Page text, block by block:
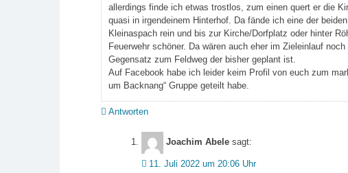
allerdings finde ich etwas trostlos, zum einen quert er die
quasi in irgendeinem Hinterhof. Da fände ich eine der
Kleinaspach rein und bis zur Kirche/Dorfplatz oder hinter
Feuerwehr schöner. Da wären auch eher im Zieleinlauf
Gegensatz zum Feldweg der bisher geplant ist.
Auf Facebook habe ich leider keim Profil von euch zum
um Backnang“ Gruppe geteilt habe.
Antworten
Joachim Abele sagt:
11. Juli 2022 um 20:06 Uhr